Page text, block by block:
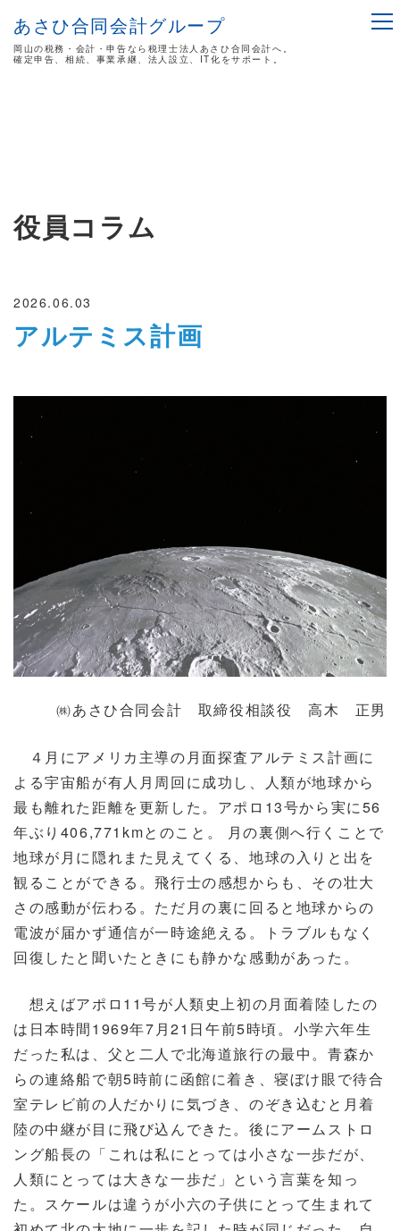
あさひ合同会計グループ
岡山の税務・会計・申告なら税理士法人あさひ合同会計へ。
確定申告、相続、事業承継、法人設立、IT化をサポート。
役員コラム
2026.06.03
アルテミス計画
㈱あさひ合同会計 取締役相談役 高木 正男
４月にアメリカ主導の月面探査アルテミス計画に
よる宇宙船が有人月周回に成功し、人類が地球から
最も離れた距離を更新した。アポロ13号から実に56
年ぶり406,771kmとのこと。 月の裏側へ行くことで
地球が月に隠れまた見えてくる、地球の入りと出を
観ることができる。飛行士の感想からも、その壮大
さの感動が伝わる。ただ月の裏に回ると地球からの
電波が届かず通信が一時途絶える。トラブルもなく
回復したと聞いたときにも静かな感動があった。
想えばアポロ11号が人類史上初の月面着陸したの
は日本時間1969年7月21日午前5時頃。小学六年生
だった私は、父と二人で北海道旅行の最中。青森か
らの連絡船で朝5時前に函館に着き、寝ぼけ眼で待合
室テレビ前の人だかりに気づき、のぞき込むと月着
陸の中継が目に飛び込んできた。後にアームストロ
ング船長の「これは私にとっては小さな一歩だが、
人類にとっては大きな一歩だ」という言葉を知っ
た。スケールは違うが小六の子供にとって生まれて